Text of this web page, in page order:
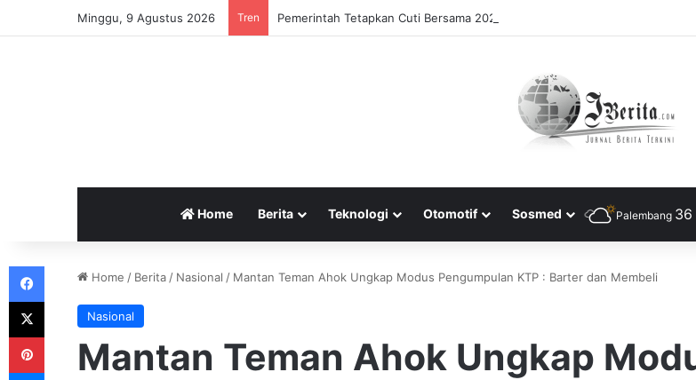
Minggu, 9 Agustus 2026 Tren Pemerintah Tetapkan Cuti Bersama 2025, Catat! ini Tanggalnya
Home Berita Teknologi Otomotif Sosmed Palembang 36
Home / Berita / Nasional / Mantan Teman Ahok Ungkap Modus Pengumpulan KTP : Barter dan Membeli
Nasional
Mantan Teman Ahok Ungkap
Facebook
X
Pinterest
Messenger